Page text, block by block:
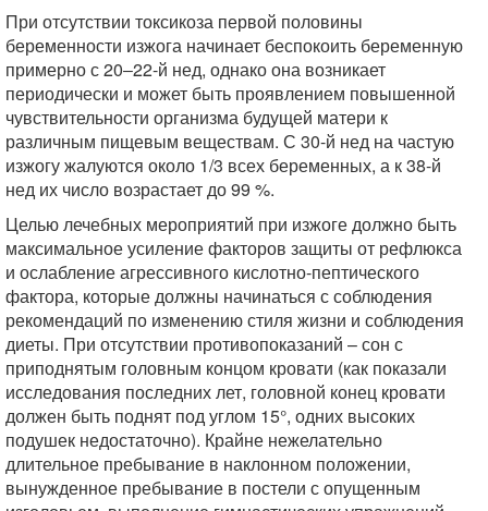
При отсутствии токсикоза первой половины
беременности изжога начинает беспокоить беременную
примерно с 20‒22-й нед, однако она возникает
периодически и может быть проявлением повышенной
чувствительности организма будущей матери к
различным пищевым веществам. С 30-й нед на частую
изжогу жалуются около 1/3 всех беременных, а к 38-й
нед их число возрастает до 99 %.
Целью лечебных мероприятий при изжоге должно быть
максимальное усиление факторов защиты от рефлюкса
и ослабление агрессивного кислотно-пептического
фактора, которые должны начинаться с соблюдения
рекомендаций по изменению стиля жизни и соблюдения
диеты. При отсутствии противопоказаний – сон с
приподнятым головным концом кровати (как показали
исследования последних лет, головной конец кровати
должен быть поднят под углом 15°, одних высоких
подушек недостаточно). Крайне нежелательно
длительное пребывание в наклонном положении,
вынужденное пребывание в постели с опущенным